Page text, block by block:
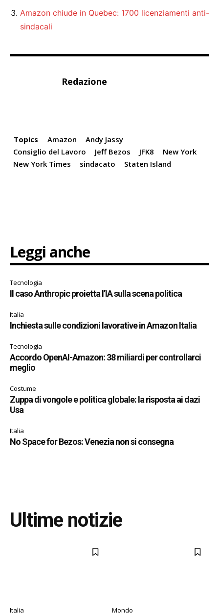
Amazon chiude in Quebec: 1700 licenziamenti anti-
sindacali
Redazione
Topics Amazon
Andy Jassy
Consiglio del Lavoro
Jeff Bezos JFK8
New York
New York Times
sindacato Staten Island
Leggi anche
Tecnologia
Il caso Anthropic proietta l’IA sulla scena politica
Italia
Inchiesta sulle condizioni lavorative in Amazon Italia
Tecnologia
Accordo OpenAI-Amazon: 38 miliardi per controllarci
meglio
Costume
Zuppa di vongole e politica globale: la risposta ai dazi
Usa
Italia
No Space for Bezos: Venezia non si consegna
Ultime notizie
Italia Mondo